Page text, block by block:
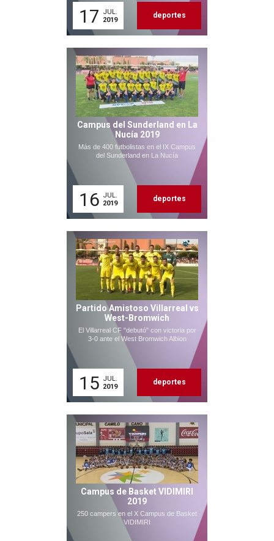
17
JUL.
2019
deportes
Campus del Sunderland en La
Nucía 2019
Más de 400 futbolistas en el IX Campus
del Sunderland en La Nucía
16 JUL.
2019
deportes
Partido Amistoso Villarreal vs
West-Bromwich
El Villarreal CF "debutó" con victoria por
3-0 ante el West Bromwich Albion
15 JUL.
2019
deportes
Campus de Basket VIDIMIRI
2019
250 campers en el X Campus de Basket
VIDIMIRI